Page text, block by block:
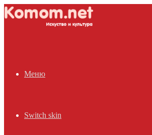
Меню
Switch skin